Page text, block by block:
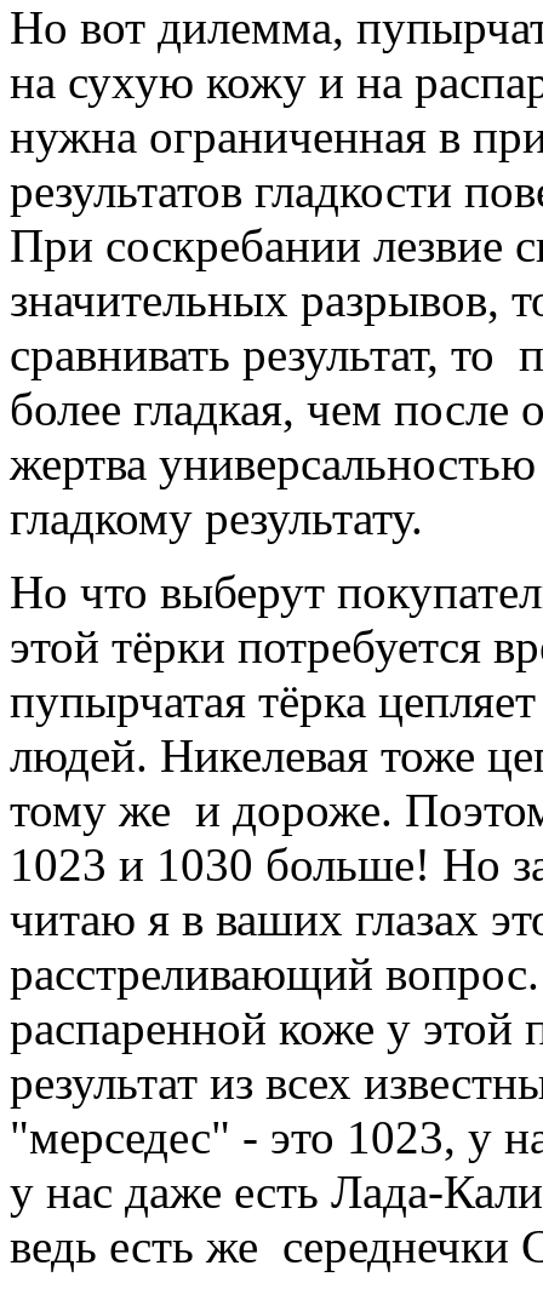
Но вот дилемма,
на сухую кожу и на
нужна ограниченная в
результатов гладкости
При соскребании лезвие
значительных разрывов,
сравнивать результат,
более гладкая, чем
жертва
гладкому результату.
Но что выберут
этой тёрки потребуется
пупырчатая тёрка
людей. Никелевая тоже
тому же и дороже.
1023 и 1030 больше! Но
читаю я в ваших глазах
расстреливающий
распаренной коже у
результат из всех
"мерседес" - это 1023, у
у нас даже есть Лада-
ведь есть же